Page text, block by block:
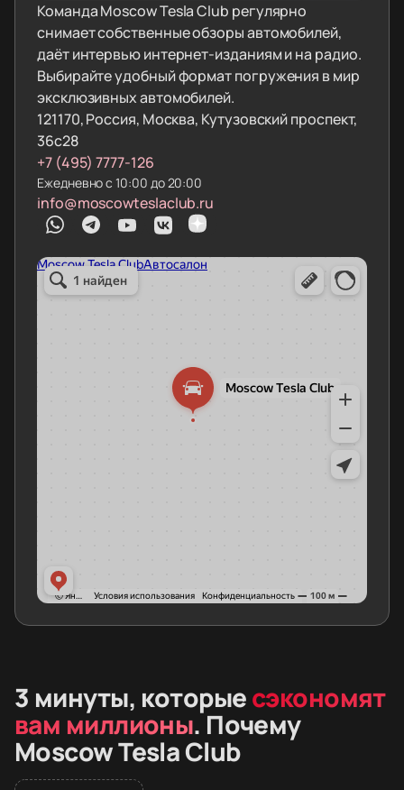
Команда Moscow Tesla Club регулярно
снимает собственные обзоры автомобилей,
даёт интервью интернет-изданиям и на радио.
Выбирайте удобный формат погружения в мир
эксклюзивных автомобилей.
121170, Россия, Москва, Кутузовский проспект,
36с28
+7 (495) 7777-126
Ежедневно с 10:00 до 20:00
info@moscowteslaclub.ru
3 минуты, которыесэкономят
вам миллионы. Почему
Moscow Tesla Club